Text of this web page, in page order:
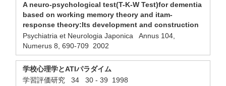
A neuro-psychological test(T-K-W Test)for dementia
based on working memory theory and itam-
response theory:Its development and construction
Psychiatria et Neurologia Japonica Annus 104,
Numerus 8, 690-709 2002
学校心理学とATIパラダイム
学習評価研究 34 30 - 39 1998